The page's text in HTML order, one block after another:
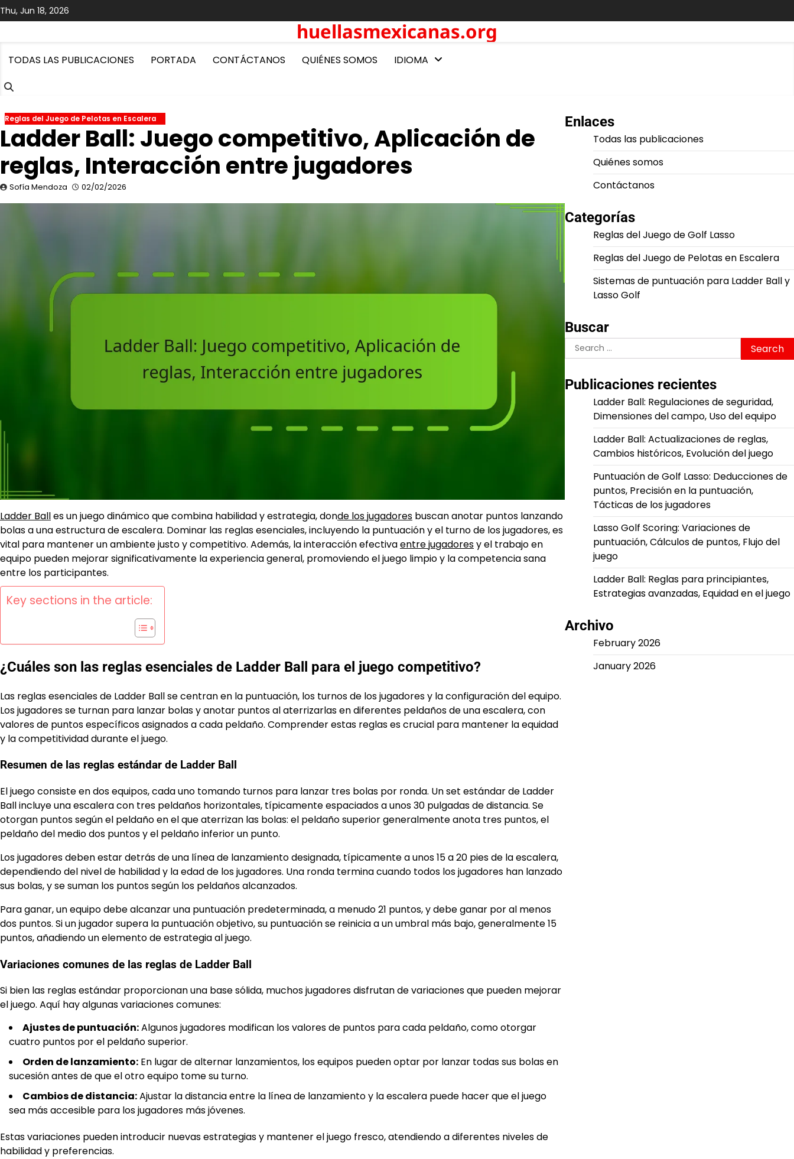
Skip
to
Thu, Jun 18, 2026
huellasmexicanas.org
TODAS LAS PUBLICACIONES PORTADA CONTÁCTANOS QUIÉNES SOMOS IDIOMA
Reglas del Juego de Pelotas en Escalera
Ladder Ball: Juego competitivo, Aplicación de
reglas, Interacción entre jugadores
Sofía Mendoza 02/02/2026
Ladder Balles un juego dinámico que combina habilidad y estrategia, donde los jugadores buscan anotar puntos lanzando
bolas a una estructura de escalera. Dominar las reglas esenciales, incluyendo la puntuación y el turno de los jugadores, es
vital para mantener un ambiente justo y competitivo. Además, la interacción efectivaentre jugadoresy el trabajo en
equipo pueden mejorar significativamente la experiencia general, promoviendo el juego limpio y la competencia sana
entre los participantes.
Key sections in the article:
¿Cuáles son las reglas esenciales de Ladder Ball para el juego competitivo?
Las reglas esenciales de Ladder Ball se centran en la puntuación, los turnos de los jugadores y la configuración del equipo.
Los jugadores se turnan para lanzar bolas y anotar puntos al aterrizarlas en diferentes peldaños de una escalera, con
valores de puntos específicos asignados a cada peldaño. Comprender estas reglas es crucial para mantener la equidad
y la competitividad durante el juego.
Resumen de las reglas estándar de Ladder Ball
El juego consiste en dos equipos, cada uno tomando turnos para lanzar tres bolas por ronda. Un set estándar de Ladder
Ball incluye una escalera con tres peldaños horizontales, típicamente espaciados a unos 30 pulgadas de distancia. Se
otorgan puntos según el peldaño en el que aterrizan las bolas: el peldaño superior generalmente anota tres puntos, el
peldaño del medio dos puntos y el peldaño inferior un punto.
Los jugadores deben estar detrás de una línea de lanzamiento designada, típicamente a unos 15 a 20 pies de la escalera,
dependiendo del nivel de habilidad y la edad de los jugadores. Una ronda termina cuando todos los jugadores han lanzado
sus bolas, y se suman los puntos según los peldaños alcanzados.
Para ganar, un equipo debe alcanzar una puntuación predeterminada, a menudo 21 puntos, y debe ganar por al menos
dos puntos. Si un jugador supera la puntuación objetivo, su puntuación se reinicia a un umbral más bajo, generalmente 15
puntos, añadiendo un elemento de estrategia al juego.
Variaciones comunes de las reglas de Ladder Ball
Si bien las reglas estándar proporcionan una base sólida, muchos jugadores disfrutan de variaciones que pueden mejorar
el juego. Aquí hay algunas variaciones comunes:
Ajustes de puntuación:Algunos jugadores modifican los valores de puntos para cada peldaño, como otorgar
cuatro puntos por el peldaño superior.
Orden de lanzamiento: En lugar de alternar lanzamientos, los equipos pueden optar por lanzar todas sus bolas en
sucesión antes de que el otro equipo tome su turno.
Cambios de distancia:Ajustar la distancia entre la línea de lanzamiento y la escalera puede hacer que el juego
sea más accesible para los jugadores más jóvenes.
Estas variaciones pueden introducir nuevas estrategias y mantener el juego fresco, atendiendo a diferentes niveles de
habilidad y preferencias.
Enlaces
Todas las publicaciones
Quiénes somos
Contáctanos
Categorías
Reglas del Juego de Golf Lasso
Reglas del Juego de Pelotas en Escalera
Sistemas de puntuación para Ladder Ball y
Lasso Golf
Buscar
Search
for:
Publicaciones recientes
Ladder Ball: Regulaciones de seguridad,
Dimensiones del campo, Uso del equipo
Ladder Ball: Actualizaciones de reglas,
Cambios históricos, Evolución del juego
Puntuación de Golf Lasso: Deducciones de
puntos, Precisión en la puntuación,
Tácticas de los jugadores
Lasso Golf Scoring: Variaciones de
puntuación, Cálculos de puntos, Flujo del
juego
Ladder Ball: Reglas para principiantes,
Estrategias avanzadas, Equidad en el juego
Archivo
February 2026
January 2026